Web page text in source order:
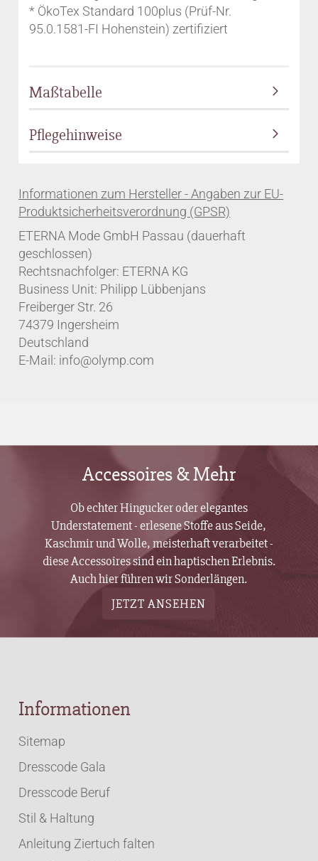
* ÖkoTex Standard 100plus (Prüf-Nr.
95.0.1581-FI Hohenstein) zertifiziert
Maßtabelle
Pflegehinweise
ETERNA Mode GmbH Passau (dauerhaft
geschlossen)
Rechtsnachfolger: ETERNA KG
Business Unit: Philipp Lübbenjans
Freiberger Str. 26
74379 Ingersheim
Deutschland
E-Mail: info@olymp.com
Accessoires & Mehr
Ob echter Hingucker oder elegantes
Understatement - erlesene Stoffe aus Seide,
Kaschmir und Wolle, meisterhaft verarbeitet -
diese Accessoires sind ein haptischen Erlebnis.
Auch hier führen wir Sonderlängen.
JETZT ANSEHEN
Informationen
Sitemap
Dresscode Gala
Dresscode Beruf
Stil & Haltung
Anleitung Ziertuch falten